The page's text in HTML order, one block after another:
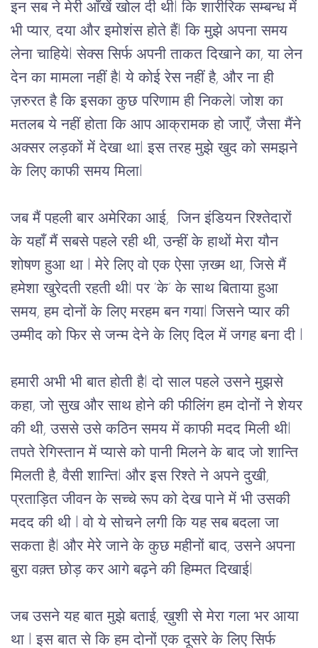
इन सब ने मेरी आँखें खोल दी थीl कि शारीरिक सम्बन्ध में
भी प्यार, दया और इमोशंस होते हैंl कि मुझे अपना समय
लेना चाहियेl सेक्स सिर्फ अपनी ताकत दिखाने का, या लेन
देन का मामला नहीं हैl ये कोई रेस नहीं है, और ना ही
ज़रुरत है कि इसका कुछ परिणाम ही निकलेl जोश का
मतलब ये नहीं होता कि आप आक्रामक हो जाएँ, जैसा मैंने
अक्सर लड़कों में देखा थाl इस तरह मुझे खुद को समझने
के लिए काफी समय मिलाl
जब मैं पहली बार अमेरिका आई, जिन इंडियन रिश्तेदारों
के यहाँ मैं सबसे पहले रही थी, उन्हीं के हाथों मेरा यौन
शोषण हुआ था l मेरे लिए वो एक ऐसा ज़ख्म था, जिसे मैं
हमेशा खुरेदती रहती थीl पर ‘के’ के साथ बिताया हुआ
समय, हम दोनों के लिए मरहम बन गयाl जिसने प्यार की
उम्मीद को फिर से जन्म देने के लिए दिल में जगह बना दी l
हमारी अभी भी बात होती हैl दो साल पहले उसने मुझसे
कहा, जो सुख और साथ होने की फीलिंग हम दोनों ने शेयर
की थी, उससे उसे कठिन समय में काफी मदद मिली थीl
तपते रेगिस्तान में प्यासे को पानी मिलने के बाद जो शान्ति
मिलती है, वैसी शान्तिl और इस रिश्ते ने अपने दुखी,
प्रताड़ित जीवन के सच्चे रूप को देख पाने में भी उसकी
मदद की थी l वो ये सोचने लगी कि यह सब बदला जा
सकता हैl और मेरे जाने के कुछ महीनों बाद, उसने अपना
बुरा वक़्त छोड़ कर आगे बढ़ने की हिम्मत दिखाईl
जब उसने यह बात मुझे बताई, ख़ुशी से मेरा गला भर आया
था l इस बात से कि हम दोनों एक दूसरे के लिए सिर्फ